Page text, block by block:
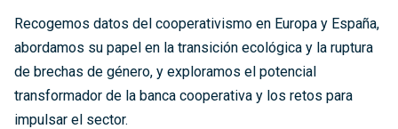
Recogemos datos del cooperativismo en Europa y España,
abordamos su papel en la transición ecológica y la ruptura
de brechas de género, y exploramos el potencial
transformador de la banca cooperativa y los retos para
impulsar el sector.